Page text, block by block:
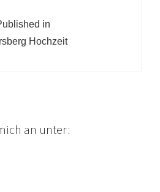
in
Hochzeit
an unter: